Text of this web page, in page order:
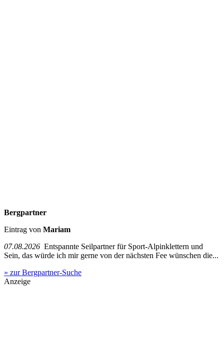
Bergpartner
Eintrag von Mariam
07.08.2026 Entspannte Seilpartner für Sport-Alpinklettern und
Sein, das würde ich mir gerne von der nächsten Fee wünschen die...
» zur Bergpartner-Suche
Anzeige